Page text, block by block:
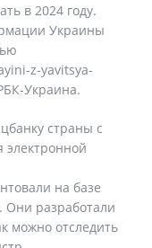
в 2024 году.
Украины
z-yavitsya-
Украина.
страны с
электронной
на базе
Они разработали
можно отследить